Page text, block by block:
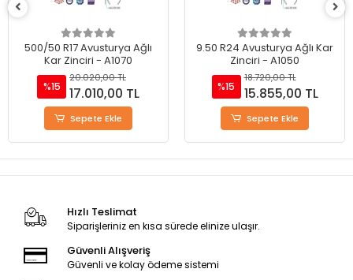
9.50 R24 Avusturya Ağlı Kar
Zinciri - A1050
%15
18.720,00 TL
15.855,00 TL
Sepete Ekle
325/80 R20 Avusturya Ağlı
Kar Zinciri - A1050
%15
18.720,00 TL
15.855,00 TL
Sepete Ekle
Hızlı Teslimat
Siparişleriniz en kısa sürede elinize ulaşır.
Güvenli Alışveriş
Güvenli ve kolay ödeme sistemi